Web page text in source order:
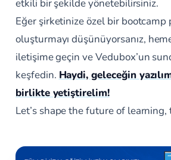
etkili bir şekilde yönetebilirsiniz.
Eğer şirketinize özel bir bootcamp
oluşturmayı düşünüyorsanız,
iletişime geçin ve Vedubox’un
keşfedin. Haydi, geleceğin
birlikte yetiştirelim!
Let’s shape the future of learning,